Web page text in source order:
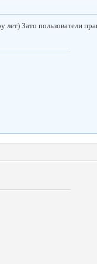
Зато пользователи